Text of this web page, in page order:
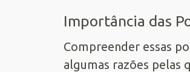
Importância das
Compreender essas
algumas razões pelas